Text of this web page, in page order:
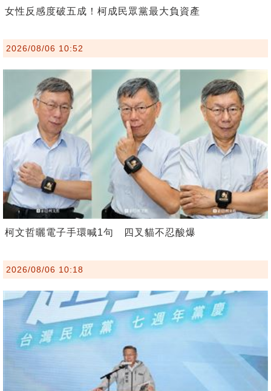
女性反感度破五成！柯成民眾黨最大負資產
2026/08/06 10:52
柯文哲曬電子手環喊1句 四叉貓不忍酸爆
2026/08/06 10:18